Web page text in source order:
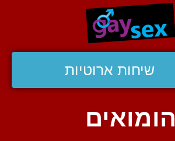
שיחות ארוטיות
הומואים